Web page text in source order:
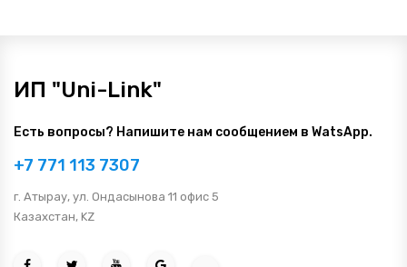
ИП "Uni-Link"
Есть вопросы? Напишите нам сообщением в WatsApp.
+7 771 113 7307
г. Атырау, ул. Ондасынова 11 офис 5
Казахстан, KZ